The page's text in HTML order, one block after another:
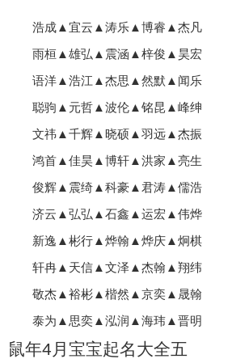
浩成▲宜云▲涛乐▲博睿▲杰凡
雨桓▲雄弘▲震涵▲梓俊▲昊宏
语洋▲浩江▲杰思▲然默▲闻乐
聪驹▲元哲▲波伦▲铭昆▲峰绅
文祎▲千辉▲晓硕▲羽远▲杰振
鸿首▲佳昊▲博轩▲洪家▲亮生
俊辉▲震绮▲科豪▲君涛▲儒浩
济云▲弘弘▲石鑫▲运宏▲伟烨
新逸▲彬行▲烨翰▲烨庆▲炯棋
轩冉▲天信▲文泽▲杰翰▲翔纬
敬杰▲裕彬▲楷然▲京奕▲晟翰
泰为▲思奕▲泓润▲海玮▲晋明
鼠年4月宝宝起名大全五